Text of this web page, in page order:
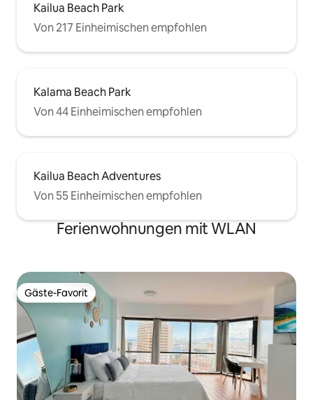
Kailua Beach Park
Von 217 Einheimischen empfohlen
Kalama Beach Park
Von 44 Einheimischen empfohlen
Kailua Beach Adventures
Von 55 Einheimischen empfohlen
Ferienwohnungen mit WLAN
Gäste-Favorit
Gäste-Favorit